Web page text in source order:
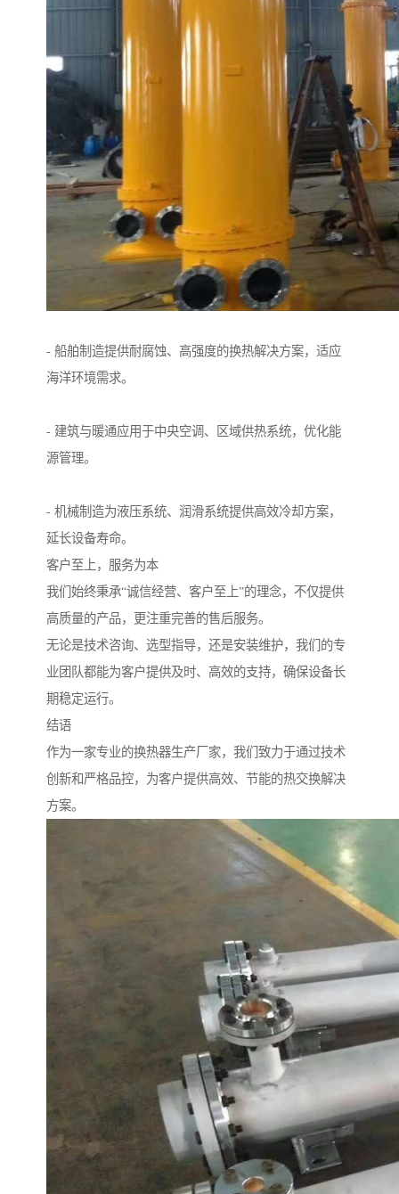
- 船舶制造提供耐腐蚀、高强度的换热解决方案，适应
海洋环境需求。
- 建筑与暖通应用于中央空调、区域供热系统，优化能
源管理。
- 机械制造为液压系统、润滑系统提供高效冷却方案，
延长设备寿命。
客户至上，服务为本
我们始终秉承“诚信经营、客户至上”的理念，不仅提供
高质量的产品，更注重完善的售后服务。
无论是技术咨询、选型指导，还是安装维护，我们的专
业团队都能为客户提供及时、高效的支持，确保设备长
期稳定运行。
结语
作为一家专业的换热器生产厂家，我们致力于通过技术
创新和严格品控，为客户提供高效、节能的热交换解决
方案。